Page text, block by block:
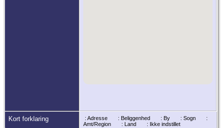
Kort forklaring : Adresse : Beliggenhed : By : Sogn
:
Amt/Region
: Land : Ikke indstillet